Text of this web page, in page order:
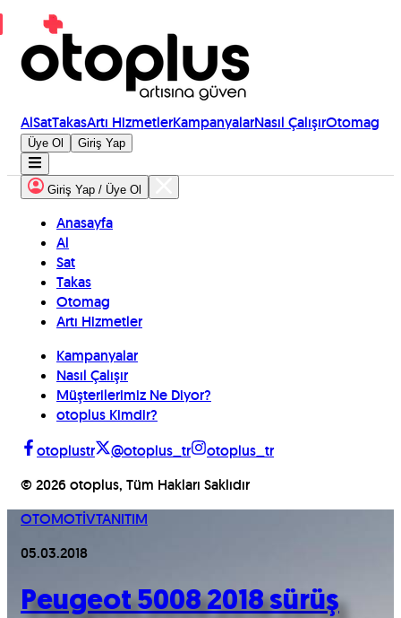
AlSatTakasArtı HizmetlerKampanyalarNasıl ÇalışırOtomag
Üye Ol Giriş Yap
Giriş Yap / Üye Ol
Anasayfa
Al
Sat
Takas
Otomag
Artı Hizmetler
Kampanyalar
Nasıl Çalışır
Müşterilerimiz Ne Diyor?
otoplus Kimdir?
otoplustr
@otoplus_tr
otoplus_tr
© 2026 otoplus, Tüm Hakları Saklıdır
OTOMOTİVTANITIM
05.03.2018
Peugeot 5008 2018 sürüş